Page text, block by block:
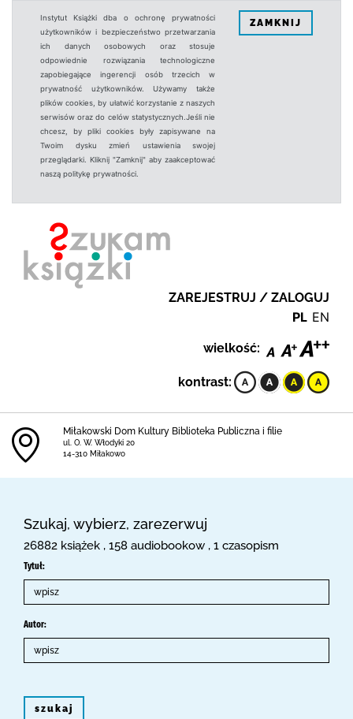
Instytut Książki dba o ochronę prywatności
użytkowników i bezpieczeństwo przetwarzania
ich danych osobowych oraz stosuje
odpowiednie rozwiązania technologiczne
zapobiegające ingerencji osób trzecich w
prywatność użytkowników. Używamy także
plików cookies, by ułatwić korzystanie z naszych
serwisów oraz do celów statystycznych.Jeśli nie
chcesz, by pliki cookies były zapisywane na
Twoim dysku zmień ustawienia swojej
przeglądarki. Kliknij "Zamknij" aby zaakceptować
naszą politykę prywatności.
ZAMKNIJ
ZAREJESTRUJ / ZALOGUJ
PL EN
wielkość:
kontrast:
Miłakowski Dom Kultury Biblioteka Publiczna i filie
ul. O. W. Włodyki 20
14-310 Miłakowo
Szukaj, wybierz, zarezerwuj
26882 książek , 158 audiobookow , 1 czasopism
Tytuł:
Autor:
szukaj